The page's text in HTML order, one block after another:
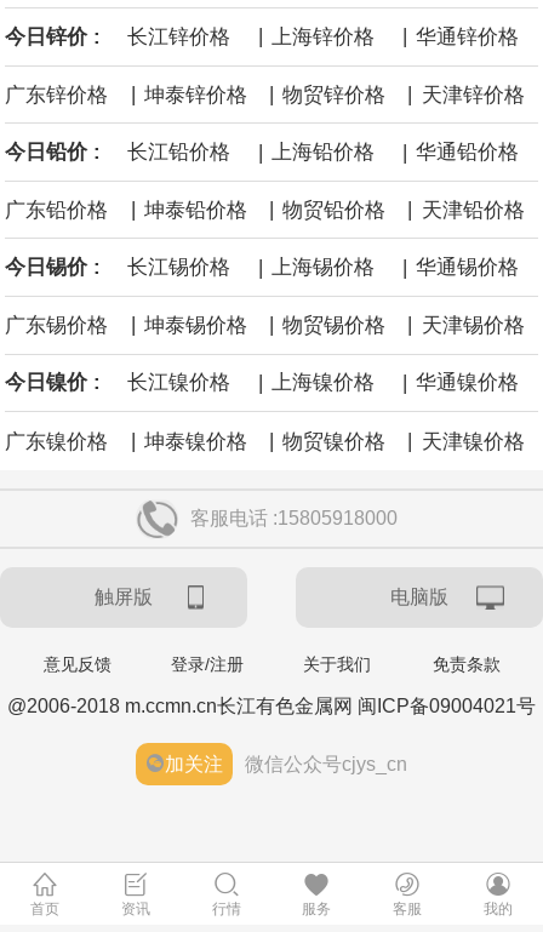
供支撑，同时投资者正等待美国非农就业数据，以寻找美国利率前
景的线索。StoneX高级分析师马特·辛普森表示，中东和平前景改善
海力士：龙仁工厂将生产高带宽内存（HBM）及其他下一代动态随
机存取存储器（DRAM）。
今日锌价 : 长江锌价格 上海锌价格 华通锌价格
广东锌价格 | 坤泰锌价格 | 物贸锌价格 | 天津锌价格
今日铅价 : 长江铅价格 | 上海铅价格 | 华通铅价格
广东铅价格 坤泰铅价格 物贸铅价格 天津铅价格
今日锡价 : 长江锡价格 | 上海锡价格 | 华通锡价格
广东锡价格 坤泰锡价格 物贸锡价格 天津锡价格
今日镍价 : 长江镍价格 | 上海镍价格 | 华通镍价格
广东镍价格 | 坤泰镍价格 | 物贸镍价格 | 天津镍价格
客服电话 :15805918000
触屏版 电脑版
意见反馈 登录/注册 关于我们 免责条款
@2006-2018 m.ccmn.cn长江有色金属网 闽ICP备09004021号
加关注 微信公众号cjys_cn
首页 资讯 行情 服务 客服 我的